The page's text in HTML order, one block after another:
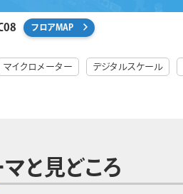
フロアMAP
マイクロメーター デジタルスケール
と見どころ